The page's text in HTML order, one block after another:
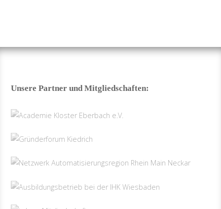
Unsere Partner und Mitgliedschaften: